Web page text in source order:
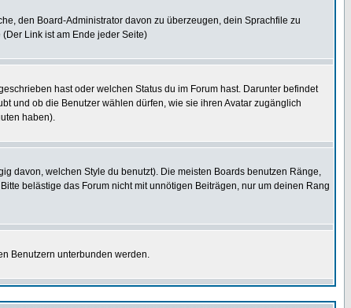
den Board-Administrator davon zu überzeugen, dein Sprachfile zu
Link ist am Ende jeder Seite)
hast oder welchen Status du im Forum hast. Darunter befindet
und ob die Benutzer wählen dürfen, wie sie ihren Avatar zugänglich
haben).
davon, welchen Style du benutzt). Die meisten Boards benutzen Ränge,
belästige das Forum nicht mit unnötigen Beiträgen, nur um deinen Rang
Benutzern unterbunden werden.